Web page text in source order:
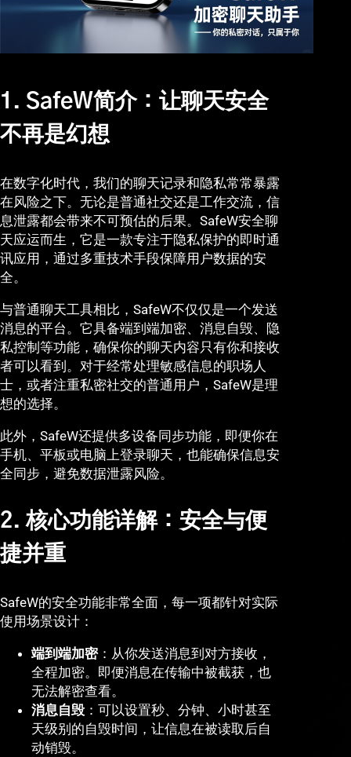
1. SafeW简介：让聊天安全
不再是幻想
在数字化时代，我们的聊天记录和隐私常常暴露
在风险之下。无论是普通社交还是工作交流，信
息泄露都会带来不可预估的后果。SafeW安全聊
天应运而生，它是一款专注于隐私保护的即时通
讯应用，通过多重技术手段保障用户数据的安
全。
与普通聊天工具相比，SafeW不仅仅是一个发送
消息的平台。它具备端到端加密、消息自毁、隐
私控制等功能，确保你的聊天内容只有你和接收
者可以看到。对于经常处理敏感信息的职场人
士，或者注重私密社交的普通用户，SafeW是理
想的选择。
此外，SafeW还提供多设备同步功能，即便你在
手机、平板或电脑上登录聊天，也能确保信息安
全同步，避免数据泄露风险。
2. 核心功能详解：安全与便
捷并重
SafeW的安全功能非常全面，每一项都针对实际
使用场景设计：
端到端加密：从你发送消息到对方接收，
全程加密。即便消息在传输中被截获，也
无法解密查看。
消息自毁：可以设置秒、分钟、小时甚至
天级别的自毁时间，让信息在被读取后自
动销毁。